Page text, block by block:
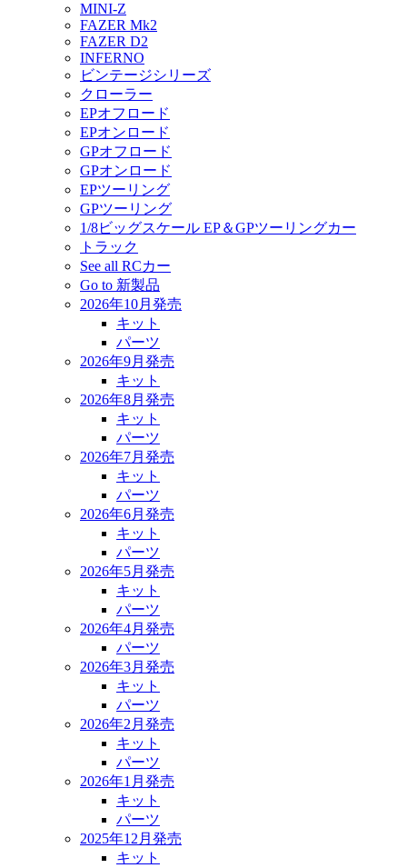
MINI-Z
FAZER Mk2
FAZER D2
INFERNO
ビンテージシリーズ
クローラー
EPオフロード
EPオンロード
GPオフロード
GPオンロード
EPツーリング
GPツーリング
1/8ビッグスケール EP＆GPツーリングカー
トラック
See all RCカー
Go to 新製品
2026年10月発売
キット
パーツ
2026年9月発売
キット
2026年8月発売
キット
パーツ
2026年7月発売
キット
パーツ
2026年6月発売
キット
パーツ
2026年5月発売
キット
パーツ
2026年4月発売
パーツ
2026年3月発売
キット
パーツ
2026年2月発売
キット
パーツ
2026年1月発売
キット
パーツ
2025年12月発売
キット